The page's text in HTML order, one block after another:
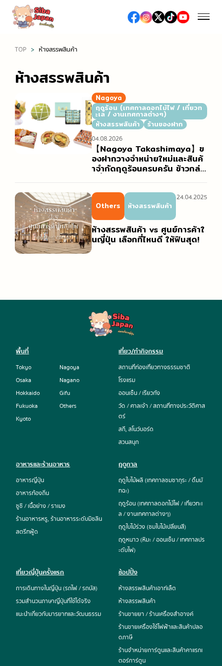
ฤดูใบไม้ผลิ (เทศกาลชมซากุระ / ดื่มมัทฉะ)
ฤดูร้อน (เทศกาลดอกไม้ไฟ / เที่ยวทะเล / งานเทศกาลต่าง
ๆ)
ฤดูใบไม้ร่วง (ชมใบไม้เปลี่ยนสี)
ฤดูหนาว (หิมะ / ออนเซ็น / เทศกาลประดับไฟ)
อาหารและร้านอาหาร
อาหารญี่ปุ่น
อาหารท้องถิ่น
ร้านอาหารหรู, ร้านอาหารระดับมิชลิน
สตรีทฟู้ด
ช้อปปิ้ง
ห้างสรรพสินค้าเอาท์เล็ต
ร้านขายยา / ร้านเครื่องสำอางค์
ร้านขายเครื่องใช้ไฟฟ้าและสินค้าปลอดภาษี
ร้านจำหน่ายการ์ตูนและสินค้าคาแรกเตอร์การ์ตูน
ร้านของฝาก
สถานที่ท่องเที่ยวทางธรรมชาติ
โรงแรม
ออนเซ็น / เรียวกัง
วัด / ศาลเจ้า / สถานที่ทางประวัติศาสตร์
เที่ยวญี่ปุ่นครั้งแรก
การเดินทางในญี่ปุ่น (รถไฟ / รถบัส)
รวมสำนวนภาษาญี่ปุ่นที่ใช้ได้จริง
TOP ห้างสรรพสินค้า
ห้างสรรพสินค้า
Nagoya
ฤดูร้อน (เทศกาลดอกไม้ไฟ / เที่ยวท
ะเล / งานเทศกาลต่างๆ)
ห้างสรรพสินค้า
ร้านของฝาก
【Nagoya Takashimaya】ข
องฝากวางจำหน่ายใหม่และสินค้
าจำกัดฤดูร้อนครบครัน ข้าวกล่อ
จำหน่ายของอร่อยชั้นใต้ดินห้าง
(เดปาจิกะ) ฤดูร้อน ในช่วงเทศก
าลโอบ้ง”
04.08.2026
Others ห้างสรรพสินค้า
ห้างสรรพสินค้า vs ศูนย์การค้าใ
นญี่ปุ่น เลือกที่ไหนดี ให้ฟินสุด!
24.04.2025
พื้นที่
Tokyo
Osaka
Hokkaido
Fukuoka
Kyoto
Nagoya
Nagano
Gifu
Others
เที่ยว/ทำกิจกรรม
สถานที่ท่องเที่ยวทางธรรมชาติ
โรงแรม
ออนเซ็น / เรียวกัง
วัด / ศาลเจ้า / สถานที่ทางประวัติศาส
ตร์
สกี, สโนว์บอร์ด
สวนสนุก
อาหารและร้านอาหาร
อาหารญี่ปุ่น
อาหารท้องถิ่น
ซูชิ / เนื้อย่าง / ราเมง
ร้านอาหารหรู, ร้านอาหารระดับมิชลิน
สตรีทฟู้ด
ฤดูกาล
ฤดูใบไม้ผลิ (เทศกาลชมซากุระ / ดื่มมั
ทฉะ)
ฤดูร้อน (เทศกาลดอกไม้ไฟ / เที่ยวทะเ
ล / งานเทศกาลต่างๆ)
ฤดูใบไม้ร่วง (ชมใบไม้เปลี่ยนสี)
ฤดูหนาว (หิมะ / ออนเซ็น / เทศกาลปร
ะดับไฟ)
เที่ยวญี่ปุ่นครั้งแรก
การเดินทางในญี่ปุ่น (รถไฟ / รถบัส)
รวมสำนวนภาษาญี่ปุ่นที่ใช้ได้จริง
แนะนำเกี่ยวกับมารยาทและวัฒนธรรม
ช้อปปิ้ง
ห้างสรรพสินค้าเอาท์เล็ต
ห้างสรรพสินค้า
ร้านขายยา / ร้านเครื่องสำอางค์
ร้านขายเครื่องใช้ไฟฟ้าและสินค้าปลอ
ดภาษี
ร้านจำหน่ายการ์ตูนและสินค้าคาแรกเ
ตอร์การ์ตูน